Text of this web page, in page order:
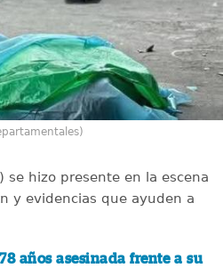
se hizo presente en la escena
y evidencias que ayuden a
años asesinada frente a su